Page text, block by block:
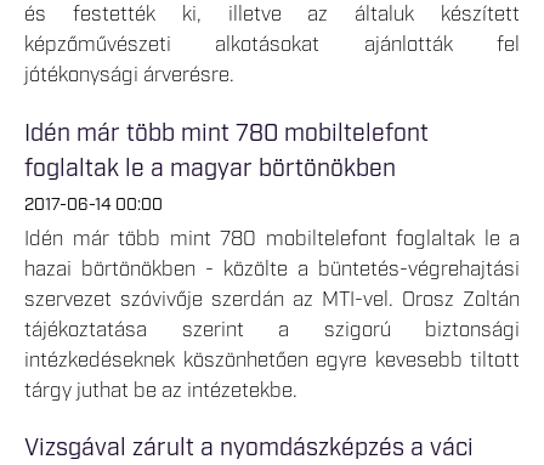
és festették ki, illetve az általuk készített
képzőművészeti alkotásokat ajánlották fel
jótékonysági árverésre.
Idén már több mint 780 mobiltelefont
foglaltak le a magyar börtönökben
2017-06-14 00:00
Idén már több mint 780 mobiltelefont foglaltak le a
hazai börtönökben - közölte a büntetés-végrehajtási
szervezet szóvivője szerdán az MTI-vel. Orosz Zoltán
tájékoztatása szerint a szigorú biztonsági
intézkedéseknek köszönhetően egyre kevesebb tiltott
tárgy juthat be az intézetekbe.
Vizsgával zárult a nyomdászképzés a váci